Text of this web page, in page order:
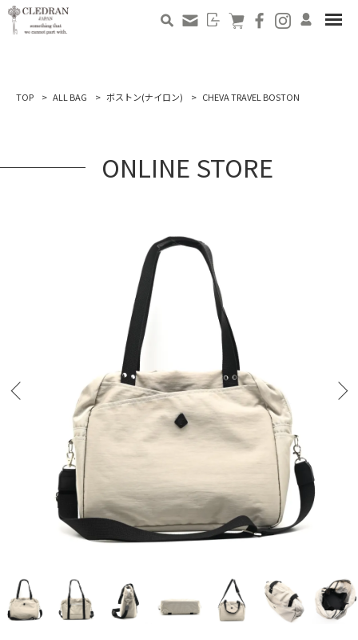
TOP ALL BAG ボストン(ナイロン) CHEVA TRAVEL BOSTON
ONLINE STORE